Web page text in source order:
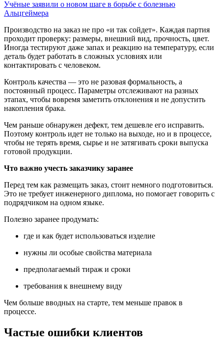
Учёные заявили о новом шаге в борьбе с болезнью
Альцгеймера
Производство на заказ не про «и так сойдет». Каждая партия
проходит проверку: размеры, внешний вид, прочность, цвет.
Иногда тестируют даже запах и реакцию на температуру, если
деталь будет работать в сложных условиях или
контактировать с человеком.
Контроль качества — это не разовая формальность, а
постоянный процесс. Параметры отслеживают на разных
этапах, чтобы вовремя заметить отклонения и не допустить
накопления брака.
Чем раньше обнаружен дефект, тем дешевле его исправить.
Поэтому контроль идет не только на выходе, но и в процессе,
чтобы не терять время, сырье и не затягивать сроки выпуска
готовой продукции.
Что важно учесть заказчику заранее
Перед тем как размещать заказ, стоит немного подготовиться.
Это не требует инженерного диплома, но помогает говорить с
подрядчиком на одном языке.
Полезно заранее продумать:
где и как будет использоваться изделие
нужны ли особые свойства материала
предполагаемый тираж и сроки
требования к внешнему виду
Чем больше вводных на старте, тем меньше правок в
процессе.
Частые ошибки клиентов